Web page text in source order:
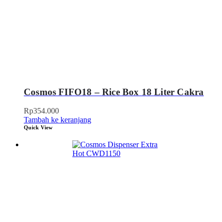
Cosmos FIFO18 – Rice Box 18 Liter Cakra
Rp354.000
Tambah ke keranjang
Quick View